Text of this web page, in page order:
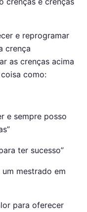
e reprogramar
crença
as crenças acima
como:
e sempre posso
ter sucesso”
mestrado em
para oferecer